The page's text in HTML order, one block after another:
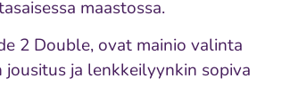
maastossa.
2 Double, ovat mainio valinta
ja lenkkeilyynkin sopiva